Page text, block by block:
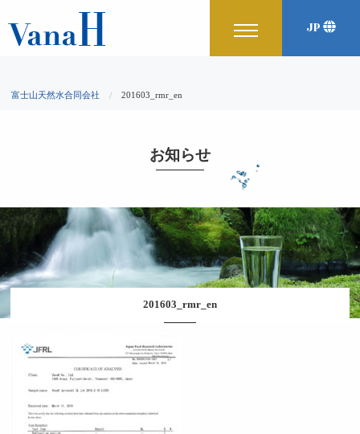
JP
富士山天然水合同会社 201603_rmr_en
お知らせ
201603_rmr_en